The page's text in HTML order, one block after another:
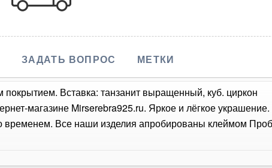
ЗАДАТЬ ВОПРОС МЕТКИ
Вставка: танзанит выращенный, куб. циркон
магазине Mirserebra925.ru. Яркое и лёгкое
временем. Все наши изделия апробированы клеймом